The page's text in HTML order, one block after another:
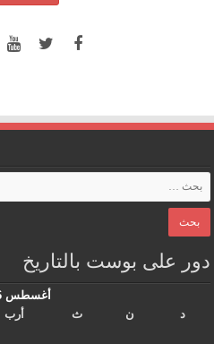
دور على بوست بالتاريخ
أغسطس 2026
د
ن ث أرب